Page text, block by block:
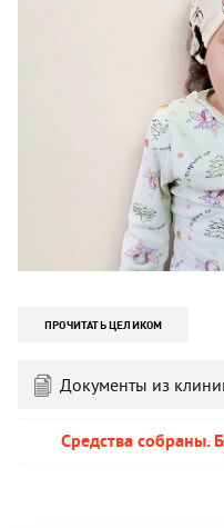
ПРОЧИТАТЬ ЦЕЛИКОМ
Документы из
Средства собраны.